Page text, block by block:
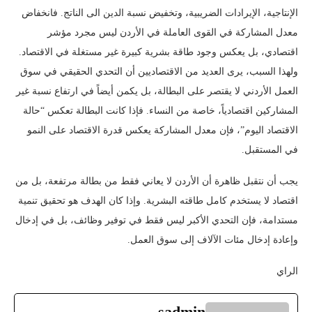
الإنتاجية، الإيرادات الضريبية، وتخفيض نسبة الدين الى الناتج. فانخفاض
معدل المشاركة في القوى العاملة في الأردن ليس مجرد مؤشر
اقتصادي، بل يعكس وجود طاقة بشرية كبيرة غير مستغلة في الاقتصاد.
ولهذا السبب، يرى العديد من الاقتصاديين أن التحدي الحقيقي في سوق
العمل الأردني لا يقتصر على البطالة، بل يكمن أيضاً في ارتفاع نسبة غير
المشاركين اقتصادياً، خاصة من النساء. فإذا كانت البطالة تعكس “حالة
الاقتصاد اليوم”، فإن معدل المشاركة يعكس قدرة الاقتصاد على النمو
في المستقبل.
يجب أن نتقبل ظاهرة أن الأردن لا يعاني فقط من بطالة مرتفعة، بل من
اقتصاد لا يستخدم كامل طاقته البشرية. وإذا كان الهدف هو تحقيق تنمية
مستدامة، فإن التحدي الأكبر ليس فقط في توفير وظائف، بل في إدخال
وإعادة إدخال مئات الآلاف إلى سوق العمل.
الراي